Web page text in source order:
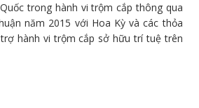
trong hành vi trộm cắp thông qua
năm 2015 với Hoa Kỳ và các thỏa
hành vi trộm cắp sở hữu trí tuệ trên